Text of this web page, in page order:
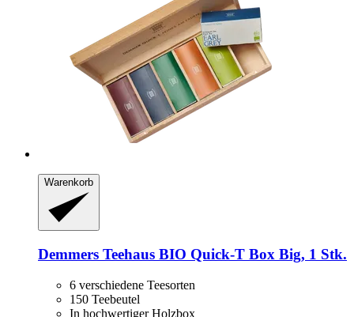
Warenkorb
Demmers Teehaus BIO Quick-​T Box Big, 1 Stk.
6 verschiedene Teesorten
150 Teebeutel
In hochwertiger Holzbox